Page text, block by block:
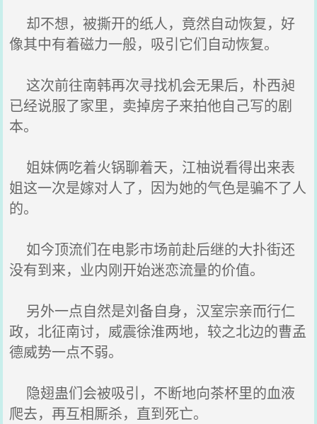
却不想，被撕开的纸人，竟然自动恢复，好
像其中有着磁力一般，吸引它们自动恢复。
这次前往南韩再次寻找机会无果后，朴西昶
已经说服了家里，卖掉房子来拍他自己写的剧
本。
姐妹俩吃着火锅聊着天，江柚说看得出来表
姐这一次是嫁对人了，因为她的气色是骗不了人
的。
如今顶流们在电影市场前赴后继的大扑街还
没有到来，业内刚开始迷恋流量的价值。
另外一点自然是刘备自身，汉室宗亲而行仁
政，北征南讨，威震徐淮两地，较之北边的曹孟
德威势一点不弱。
隐翅蛊们会被吸引，不断地向茶杯里的血液
爬去，再互相厮杀，直到死亡。